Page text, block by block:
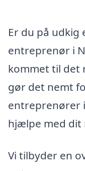
Er du på udkig
entreprenør i
kommet til det
gør det nemt
entreprenører
hjælpe med
Vi tilbyder en